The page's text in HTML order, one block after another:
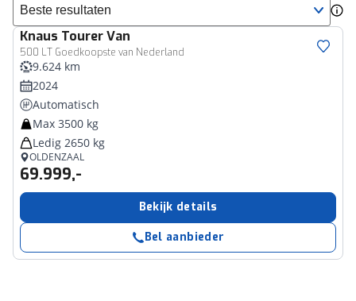
Sorteer resultaten
Knaus Tourer Van
500 LT Goedkoopste van Nederland
9.624 km
2024
Automatisch
Max 3500 kg
Ledig 2650 kg
OLDENZAAL
69.999,-
Bekijk details
Bel aanbieder